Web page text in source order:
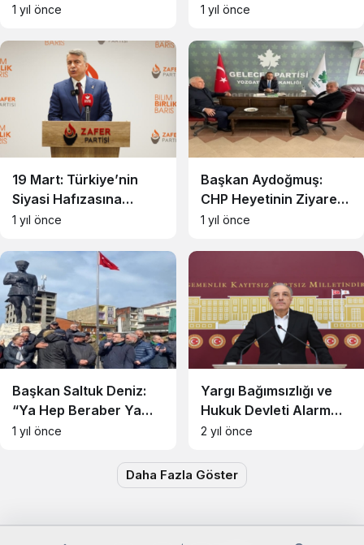
1 yıl önce 1 yıl önce
19 Mart: Türkiye’nin
Siyasi Hafızasına
Kazınan Sivil Darbe
1 yıl önce
Başkan Aydoğmuş:
CHP Heyetinin Ziyareti
Memnuniyet Verici
1 yıl önce
Başkan Saltuk Deniz:
“Ya Hep Beraber Ya
Hiçbirimiz!”
1 yıl önce
Yargı Bağımsızlığı ve
Hukuk Devleti Alarm
Veriyor
2 yıl önce
Daha Fazla Göster